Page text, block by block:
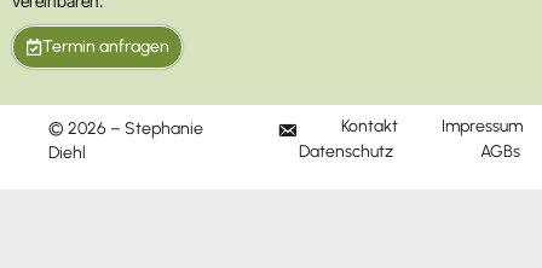
Termin anfragen
© 2026 – Stephanie
Diehl
M
Kontakt
Impressum
Datenschutz
AGBs